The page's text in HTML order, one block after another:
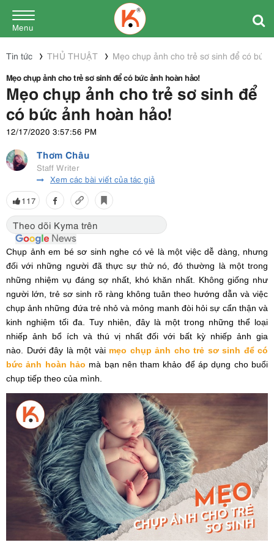
Menu
Tin tức THỦ THUẬT
Mẹo chụp ảnh cho trẻ sơ sinh để có bức
Mẹo chụp ảnh cho trẻ sơ sinh để có bức ảnh hoàn hảo!
Mẹo chụp ảnh cho trẻ sơ sinh để
có bức ảnh hoàn hảo!
12/17/2020 3:57:56 PM
Thơm Châu
Staff Writer
Xem các bài viết của tác giả
117
Theo dõi Kyma trên
Chụp ảnh em bé sơ sinh nghe có vẻ là một việc dễ dàng, nhưng
đối với những người đã thực sự thử nó, đó thường là một trong
những nhiệm vụ đáng sợ nhất, khó khăn nhất. Không giống như
người lớn, trẻ sơ sinh rõ ràng không tuân theo hướng dẫn và việc
chụp ảnh những đứa trẻ nhỏ và mỏng manh đòi hỏi sự cẩn thận và
kinh nghiệm tối đa. Tuy nhiên, đây là một trong những thể loại
nhiếp ảnh bổ ích và thú vị nhất đối với bất kỳ nhiếp ảnh gia
nào. Dưới đây là một vài mẹo chụp ảnh cho trẻ sơ sinh để có
bức ảnh hoàn hảo mà bạn nên tham khảo để áp dụng cho buổi
chụp tiếp theo của mình.